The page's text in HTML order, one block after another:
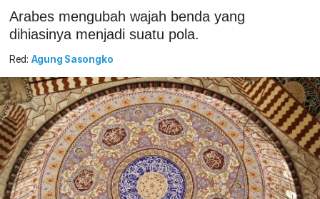
Arabes mengubah wajah benda yang
dihiasinya menjadi suatu pola.
Red: Agung Sasongko